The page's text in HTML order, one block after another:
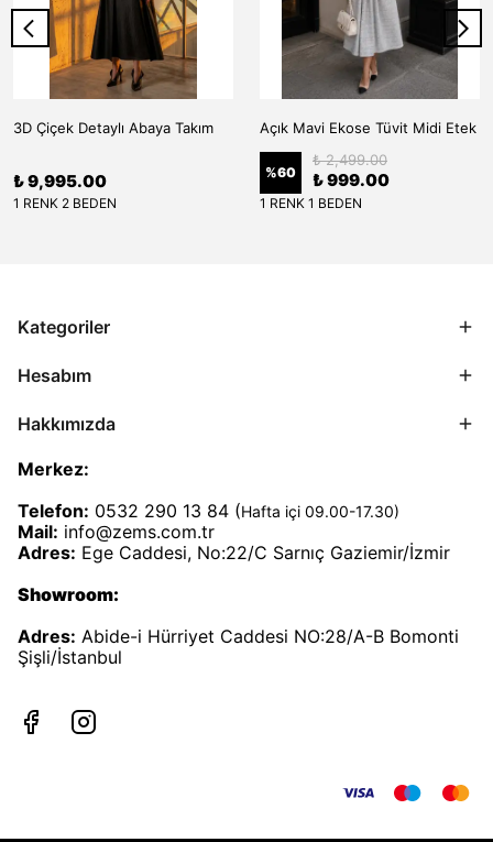
3D Çiçek Detaylı Abaya Takım
₺ 9,995.00
1 RENK 2 BEDEN
Açık Mavi Ekose Tüvit Midi Etek
%60
₺ 2,499.00
₺ 999.00
1 RENK 1 BEDEN
Kategoriler
Hesabım
Hakkımızda
Merkez:
Telefon: 0532 290 13 84 (Hafta içi 09.00-17.30)
Mail: info@zems.com.tr
Adres: Ege Caddesi, No:22/C Sarnıç Gaziemir/İzmir
Showroom:
Adres: Abide-i Hürriyet Caddesi NO:28/A-B Bomonti
Şişli/İstanbul